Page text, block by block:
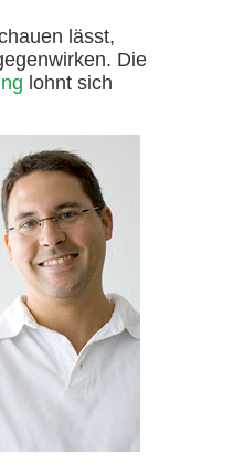
lässt,
Die
lohnt sich